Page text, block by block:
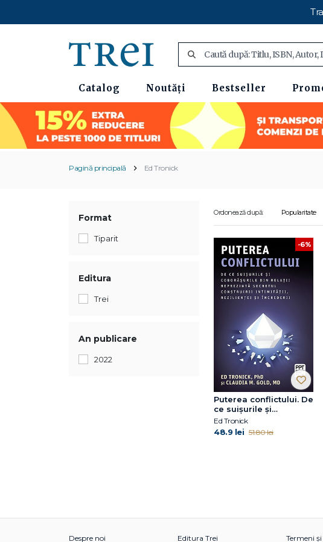
Catalog Noutăți Bestseller
Pagină principală Ed Tronick
Format
Tiparit
Editura
Trei
An publicare
2022
Ordonează după: Popularitate
-6%
Puterea conflictului. De
ce suișurile și
coborâșurile din relații
reprezintă secretul
construirii intimității,
Ed Tronick
48.9 lei 51.80 lei
Despre noi Editura Trei Termeni